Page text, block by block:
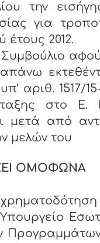
την
για
έτους 2012.
αφού
αριθ. 1517/
στο Ε.
μετά από
μελών του
ΟΜΟΦΩΝΑ